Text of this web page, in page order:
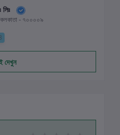
লিঃ
কলকাতা - ৭০০০০৯
দেখুন